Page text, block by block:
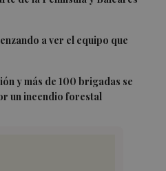
a ver el equipo que
y más de 100 brigadas se
un incendio forestal